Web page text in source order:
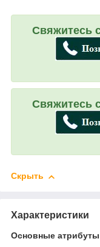
Свяжитесь
Свяжитесь
Скрыть
Характеристики
Основные атрибуты